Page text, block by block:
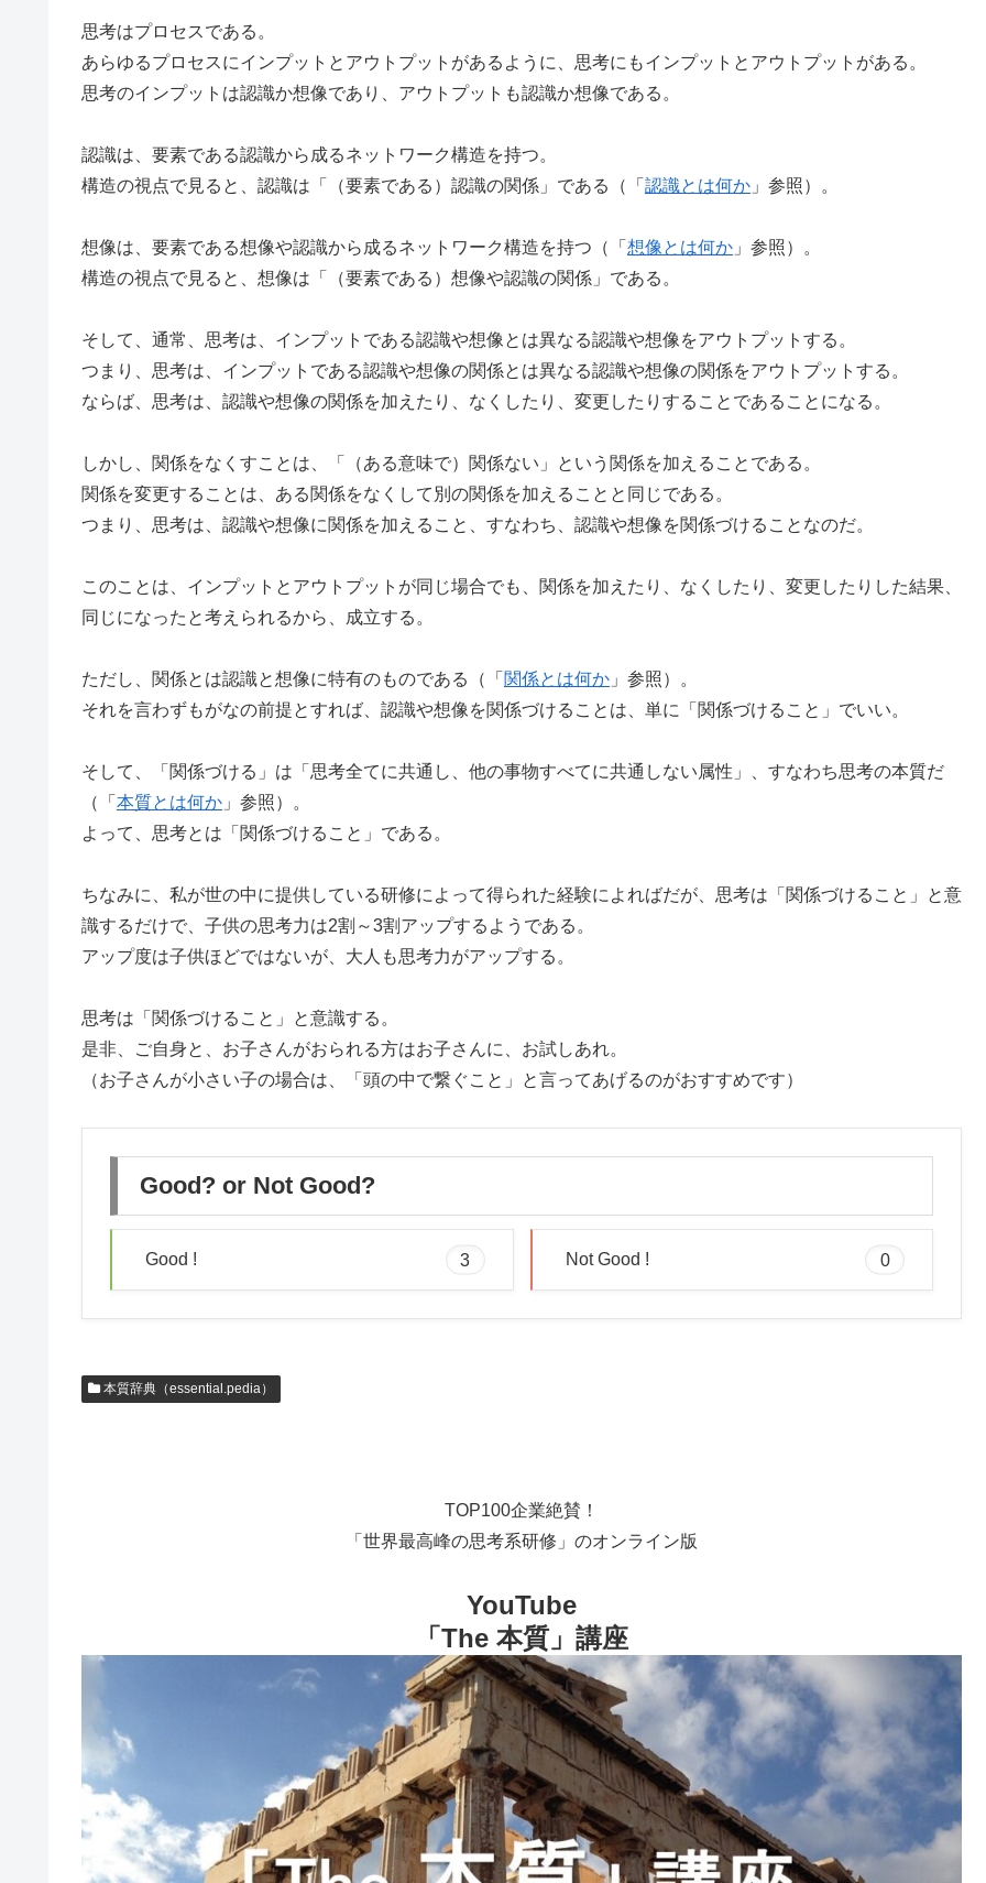
思考はプロセスである。
あらゆるプロセスにインプットとアウトプットがあるように、思考にもインプットとアウトプットがある。
思考のインプットは認識か想像であり、アウトプットも認識か想像である。
認識は、要素である認識から成るネットワーク構造を持つ。
構造の視点で見ると、認識は「（要素である）認識の関係」である（「 認識とは何か 」参照）。
想像は、要素である想像や認識から成るネットワーク構造を持つ（「 想像とは何か 」参照）。
構造の視点で見ると、想像は「（要素である）想像や認識の関係」である。
そして、通常、思考は、インプットである認識や想像とは異なる認識や想像をアウトプットする。
つまり、思考は、インプットである認識や想像の関係とは異なる認識や想像の関係をアウトプットする。
ならば、思考は、認識や想像の関係を加えたり、なくしたり、変更したりすることであることになる。
しかし、関係をなくすことは、「（ある意味で）関係ない」という関係を加えることである。
関係を変更することは、ある関係をなくして別の関係を加えることと同じである。
つまり、思考は、認識や想像に関係を加えること、すなわち、認識や想像を関係づけることなのだ。
このことは、インプットとアウトプットが同じ場合でも、関係を加えたり、なくしたり、変更したりした結果、
同じになったと考えられるから、成立する。
ただし、関係とは認識と想像に特有のものである（「 関係とは何か 」参照）。
それを言わずもがなの前提とすれば、認識や想像を関係づけることは、単に「関係づけること」でいい。
そして、「関係づける」は「思考全てに共通し、他の事物すべてに共通しない属性」、すなわち思考の本質だ
（「 本質とは何か 」参照）。
よって、思考とは「関係づけること」である。
ちなみに、私が世の中に提供している研修によって得られた経験によればだが、思考は「関係づけること」と意
識するだけで、子供の思考力は2割～3割アップするようである。
アップ度は子供ほどではないが、大人も思考力がアップする。
思考は「関係づけること」と意識する。
是非、ご自身と、お子さんがおられる方はお子さんに、お試しあれ。
（お子さんが小さい子の場合は、「頭の中で繋ぐこと」と言ってあげるのがおすすめです）
Good? or Not Good?
Good ! 3 Not Good ! 0
本質辞典（essential.pedia）
TOP100企業絶賛！
「世界最高峰の思考系研修」のオンライン版
YouTube
「The 本質」講座